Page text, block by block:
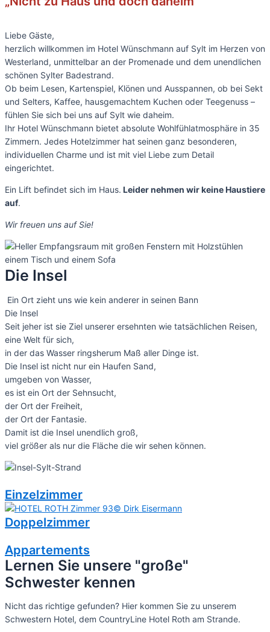
Liebe Gäste,
herzlich willkommen im Hotel Wünschmann auf Sylt im Herzen von
Westerland, unmittelbar an der Promenade und dem unendlichen
schönen Sylter Badestrand.
Ob beim Lesen, Kartenspiel, Klönen und Ausspannen, ob bei Sekt
und Selters, Kaffee, hausgemachtem Kuchen oder Teegenuss –
fühlen Sie sich bei uns auf Sylt wie daheim.
Ihr Hotel Wünschmann bietet absolute Wohlfühlatmosphäre in 35
Zimmern. Jedes Hotelzimmer hat seinen ganz besonderen,
individuellen Charme und ist mit viel Liebe zum Detail
eingerichtet.
Ein Lift befindet sich im Haus. Leider nehmen wir keine Haustiere
auf.
Wir freuen uns auf Sie!
Die Insel
Ein Ort zieht uns wie kein anderer in seinen Bann
Die Insel
Seit jeher ist sie Ziel unserer ersehnten wie tatsächlichen Reisen,
eine Welt für sich,
in der das Wasser ringsherum Maß aller Dinge ist.
Die Insel ist nicht nur ein Haufen Sand,
umgeben von Wasser,
es ist ein Ort der Sehnsucht,
der Ort der Freiheit,
der Ort der Fantasie.
Damit ist die Insel unendlich groß,
viel größer als nur die Fläche die wir sehen können.
Einzelzimmer
Doppelzimmer
Appartements
Lernen Sie unsere "große"
Schwester kennen
Nicht das richtige gefunden? Hier kommen Sie zu unserem
Schwestern Hotel, dem CountryLine Hotel Roth am Strande.